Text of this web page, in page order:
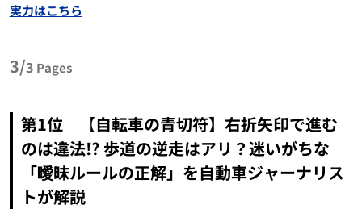
実力はこちら
3/3 Pages
第1位 【自転車の青切符】右折矢印で進む
のは違法!? 歩道の逆走はアリ？迷いがちな
「曖昧ルールの正解」を自動車ジャーナリス
トが解説